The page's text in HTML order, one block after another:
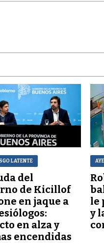
LATENTE
del
de Kicillof
en jaque a
en alza y
encendidas
le
y